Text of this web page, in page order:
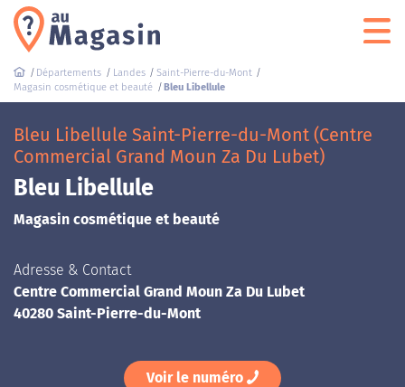
Départements Landes
Saint-Pierre-du-Mont
Magasin cosmétique et beauté
Bleu Libellule
Bleu Libellule Saint-Pierre-du-Mont (Centre
Commercial Grand Moun Za Du Lubet)
Bleu Libellule
Magasin cosmétique et beauté
Adresse & Contact
Centre Commercial Grand Moun Za Du Lubet
40280 Saint-Pierre-du-Mont
Voir le numéro